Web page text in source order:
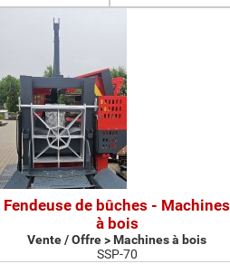
Fendeuse de bûches - Machines
à bois
Vente / Offre > Machines à bois
SSP-70